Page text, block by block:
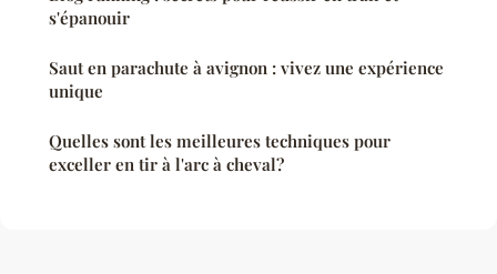
s'épanouir
Saut en parachute à avignon : vivez une expérience
unique
Quelles sont les meilleures techniques pour
exceller en tir à l'arc à cheval?